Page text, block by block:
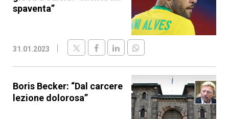
spaventa”
31.01.2023
Boris Becker: “Dal carcere
lezione dolorosa”